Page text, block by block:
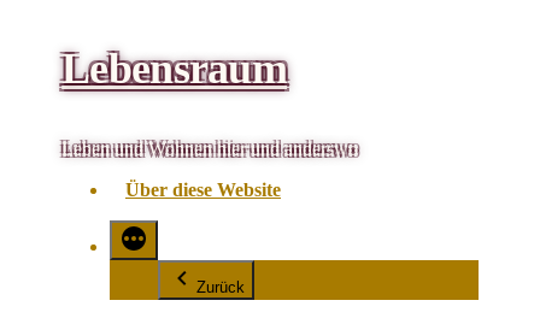
springen
Lebensraum
Leben und Wohnen hier und anderswo
Über diese Website
Zurück